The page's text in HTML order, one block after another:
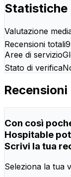
Statistiche
Valutazione
Recensioni totali
Aree di servizio
Stato di verifica
Con così
Hospitable
Scrivi la tua
Seleziona la tua